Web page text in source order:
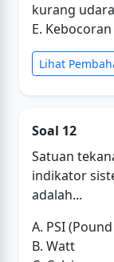
kurang udara
E.
Lihat
Soal 12
Satuan
indikator
adalah...
A. PSI
B. Watt